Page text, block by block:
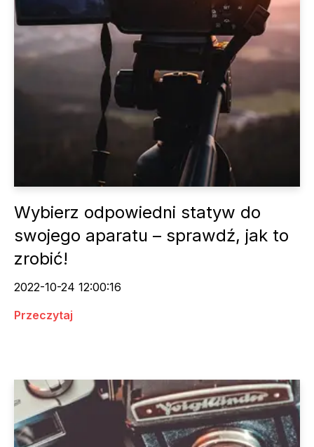
Wybierz odpowiedni statyw do
swojego aparatu – sprawdź, jak to
zrobić!
2022-10-24 12:00:16
Przeczytaj